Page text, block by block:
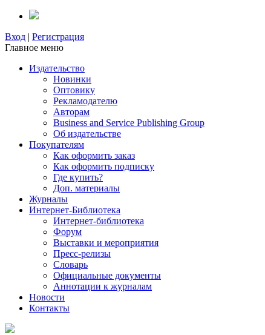
Вход | Регистрация
Главное меню
Издательство
Новинки
Оптовику
Рекламодателю
Авторам
Business and Service Publishing Group
Об издательстве
Покупателям
Как оформить заказ
Как оформить подписку
Где купить?
Доп. материалы
Журналы
Интернет-Библиотека
Интернет-библиотека
Форум
Выставки и мероприятия
Пресс-релизы
Словарь
Официальные документы
Аннотации к журналам
Новости
Контакты